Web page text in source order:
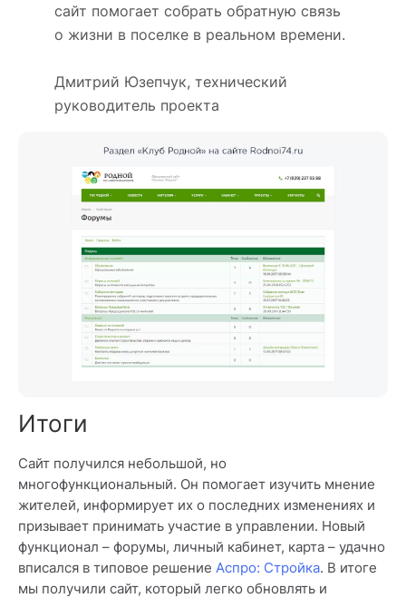
сайт помогает собрать обратную связь
о жизни в поселке в реальном времени.
Дмитрий Юзепчук, технический
руководитель проекта
Итоги
Сайт получился небольшой, но
многофункциональный. Он помогает изучить мнение
жителей, информирует их о последних изменениях и
призывает принимать участие в управлении. Новый
функционал – форумы, личный кабинет, карта – удачно
вписался в типовое решение Аспро: Стройка. В итоге
мы получили сайт, который легко обновлять и